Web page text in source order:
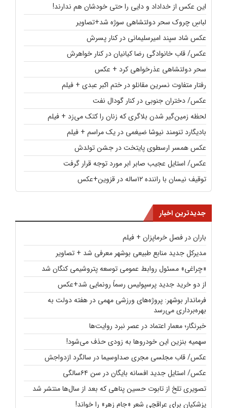
این عکس از خداداد و دایی را حتی خودشان هم ندارند!
لباسِ چروک سحر دولتشاهی سوژه شد+تصاویر
عکس شاد سپند امیرسلیمانی در کنار پسرش
عکس/ قاب خانوادگی رضا کیانیان در کنار خواهرش
سحر دولتشاهی عذرخواهی کرد + عکس
رفتار متفاوت نسرین مقانلو در ختم اکبر عبدی + فیلم
عکس/ دختران جنوبی در کنار گودال نفت
لحظه زمین‌گیر شدن بلاگری که زنان را کتک می‌زد + فیلم
بادیگارد تنومند نیوشا ضیغمی در یک مراسم + فیلم
عکس همسر ارسطوی پایتخت در جشن تولدش
عکس/ استایل عجیب صابر ابر مورد توجه قرار گرفت
توقیف نیسان با راننده ۱۲ساله در قزوین+عکس
جدیدترین اخبار
باران در فصل خرماپزان + فیلم
مدیرکل جدید منابع طبیعی بوشهر معرفی شد + تصاویر
«چراغی» مسئول روابط عمومی توسعه پتروشیمی کنگان شد
از دو خرید جدید پرسپولیس رسماً رونمایی شد+عکس
فرماندار بوشهر: پروژه‌های ورزشی مهمی در هفته دولت به
بهره‌برداری می‌رسد
خبرنگار؛ معمار اعتماد در عصر نبرد روایت‌ها
سهمیه بنزین این خودروها به زودی حذف می‌شود!
عکس/ قاب مجلسی مجری صداوسیما در سالگرد ازدواجش
عکس/ استایل جدید افسانه بایگان در سن ۶۴سالگی
تصویری تلخ از تابوت حسین پناهی که بعد از سال‌ها منتشر شد
پزشکیان برای عراقچی شعر «جام زهر» را خواند!